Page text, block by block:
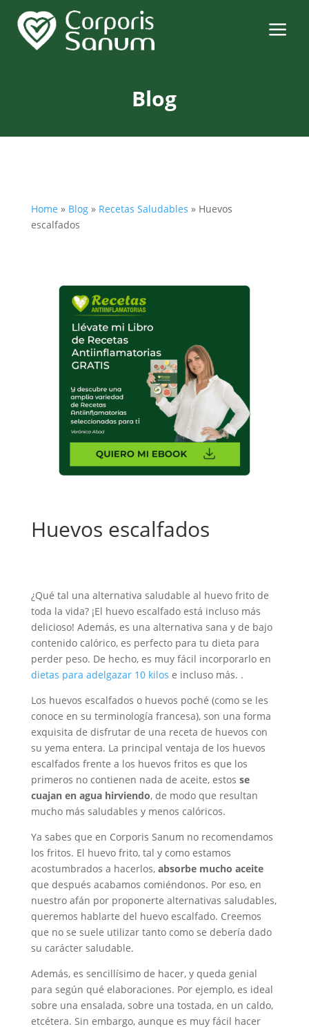
a
Blog
Home » Blog» Recetas Saludables » Huevos
escalfados
Huevos escalfados
¿Qué tal una alternativa saludable al huevo frito de
toda la vida? ¡El huevo escalfado está incluso más
delicioso! Además, es una alternativa sana y de bajo
contenido calórico, es perfecto para tu dieta para
perder peso. De hecho, es muy fácil incorporarlo en
dietas para adelgazar 10 kilos e incluso más. .
Los huevos escalfados o huevos poché (como se les
conoce en su terminología francesa), son una forma
exquisita de disfrutar de una receta de huevos con
su yema entera. La principal ventaja de los huevos
escalfados frente a los huevos fritos es que los
primeros no contienen nada de aceite, estos se
cuajan en agua hirviendo, de modo que resultan
mucho más saludables y menos calóricos.
Ya sabes que en Corporis Sanum no recomendamos
los fritos. El huevo frito, tal y como estamos
acostumbrados a hacerlos, absorbe mucho aceite
que después acabamos comiéndonos. Por eso, en
nuestro afán por proponerte alternativas saludables,
queremos hablarte del huevo escalfado. Creemos
que no se suele utilizar tanto como se debería dado
su carácter saludable.
Además, es sencillísimo de hacer, y queda genial
para según qué elaboraciones. Por ejemplo, es ideal
sobre una ensalada, sobre una tostada, en un caldo,
etcétera. Sin embargo, aunque es muy fácil hacer